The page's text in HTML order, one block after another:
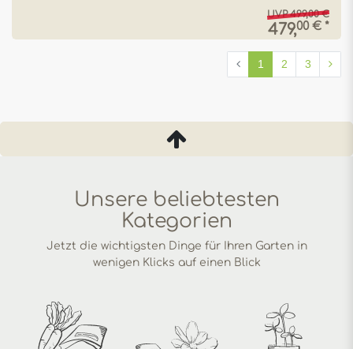
UVP 499,00 €
479,00 € *
1 2 3
Unsere beliebtesten
Kategorien
Jetzt die wichtigsten Dinge für Ihren Garten in
wenigen Klicks auf einen Blick